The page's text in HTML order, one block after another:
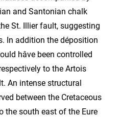
and Santonian chalk
St. Illier fault, suggesting
In addition the déposition
hâve been controlled
to the Artois
An intense structural
between the Cretaceous
the south east of the Eure